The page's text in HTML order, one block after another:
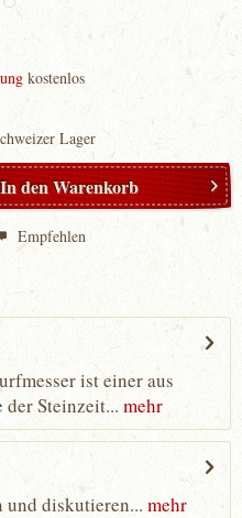
kostenlos
Lager
In denWarenkorb
Empfehlen
ist einer aus
der Steinzeit...mehr
und diskutieren... mehr